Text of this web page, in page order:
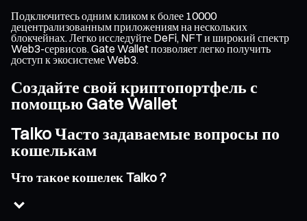
Подключитесь одним кликом к более 10000
децентрализованным приложениям на нескольких
блокчейнах. Легко исследуйте DeFi, NFT и широкий спектр
Web3-сервисов. Gate Wallet позволяет легко получить
доступ к экосистеме Web3.
Создайте свой криптопортфель с
помощью Gate Wallet
Taiko Часто задаваемые вопросы по
кошелькам
Что такое кошелек Taiko ?